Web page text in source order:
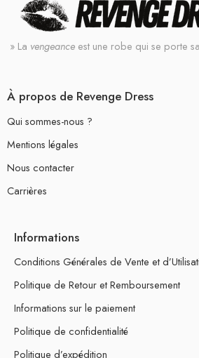
» La vengeance est une robe qui se porte
À propos de Revenge Dress
Qui sommes-nous ?
Mentions légales
Nous contacter
Carrières
Informations
Conditions Générales de Vente et
Politique de Retour et Remboursement
Informations sur le paiement
Politique de confidentialité
Politique d’expédition